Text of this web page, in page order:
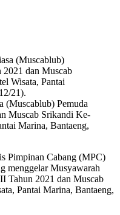
(Muscablub) Pemuda
Muscab Srikandi Ke-
Marina, Bantaeng,
Pimpinan Cabang (MPC)
menggelar Musyawarah
Tahun 2021 dan Muscab
Pantai Marina, Bantaeng,